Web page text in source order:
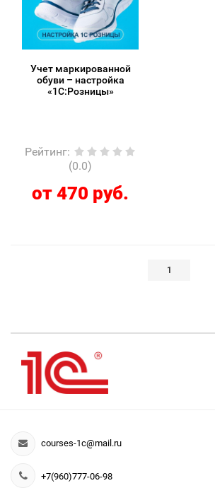
Учет маркированной
обуви – настройка
«1С:Розницы»
Рейтинг:
(0.0)
от 470 руб.
1
courses-1c@mail.ru
+7(960)777-06-98